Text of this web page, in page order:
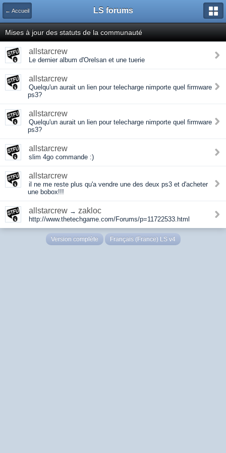
← Accueil LS forums
Mises à jour des statuts de la communauté
allstarcrew
Le dernier album d'Orelsan et une tuerie
allstarcrew
Quelqu'un aurait un lien pour telecharge nimporte quel firmware
ps3?
allstarcrew
Quelqu'un aurait un lien pour telecharge nimporte quel firmware
ps3?
allstarcrew
slim 4go commande :)
allstarcrew
il ne me reste plus qu'a vendre une des deux ps3 et d'acheter
une bobox!!!
allstarcrew → zakloc
http://www.thetechgame.com/Forums/p=11722533.html
Version complète Français (France) LS v4